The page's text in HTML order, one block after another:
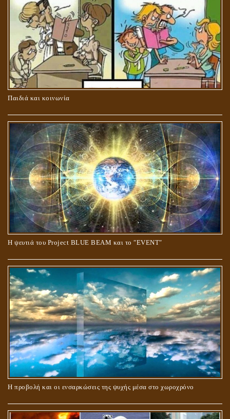
Παιδιά και κοινωνία
Η ψευτιά του Project BLUE BEAM και το ʺEVENTʺ
Η προβολή και οι ενσαρκώσεις της ψυχής μέσα στο χωροχρόνο
ΚΑΥΣΗ Ή ΤΑΦΗ ΤΩΝ ΝΕΚΡΩΝ?
Ο ΡΟΛΟΣ ΤΗΣ ΛΙΛΙΘ ΣΤΗ ΓΕΝΕΣΗ
ΠΕΡΙ ΓΑΜΟΥ ΚΑΙ ΔΙΑΖΥΓΙΟΥ